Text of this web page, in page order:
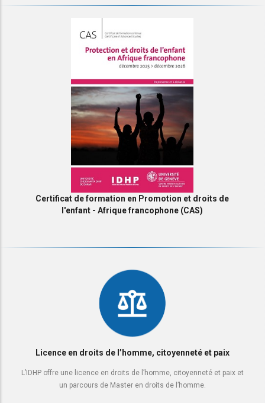
Certificat de formation en Promotion et droits de
l'enfant - Afrique francophone (CAS)
Licence en droits de l’homme, citoyenneté et paix
L’IDHP offre une licence en droits de l’homme, citoyenneté et paix et
un parcours de Master en droits de l’homme.